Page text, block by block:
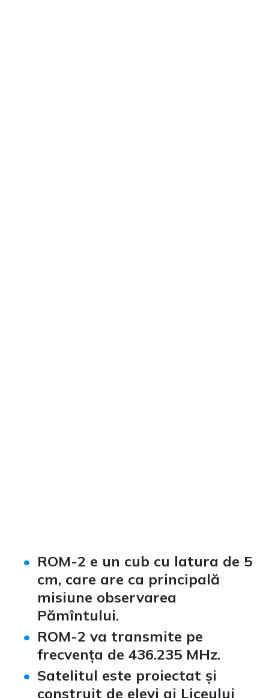
ROM-2 e un cub cu latura de 5
cm, care are ca principală
misiune observarea
Pămîntului.
ROM-2 va transmite pe
frecvența de 436.235 MHz.
Satelitul este proiectat și
construit de elevi ai Liceului